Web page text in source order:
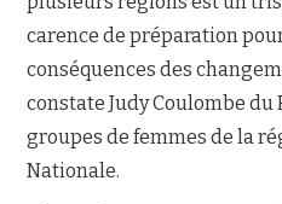
carence de préparation
conséquences des
constate Judy Coulombe
groupes de femmes de la
Nationale.